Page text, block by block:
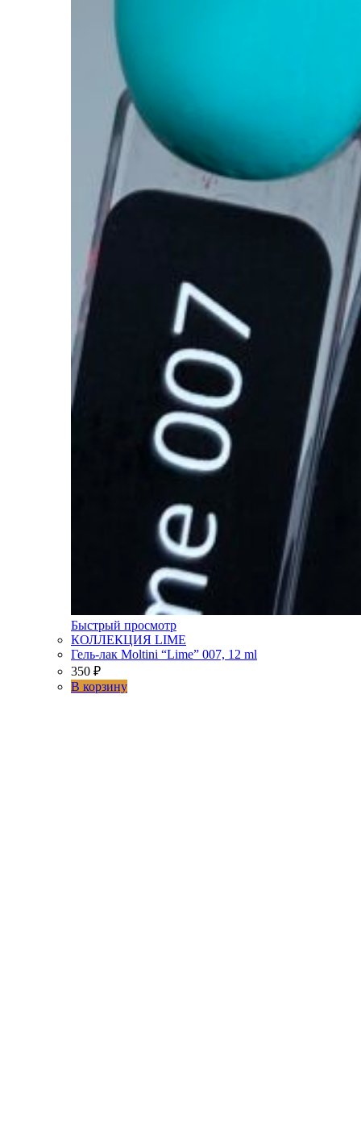
Быстрый просмотр
КОЛЛЕКЦИЯ LIME
Гель-лак Moltini “Lime” 007, 12 ml
350 ₽
В корзину